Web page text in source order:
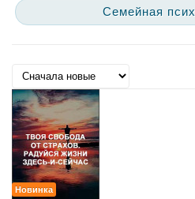
Семейная
Новинка